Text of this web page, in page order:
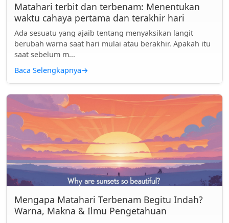
Matahari terbit dan terbenam: Menentukan
waktu cahaya pertama dan terakhir hari
Ada sesuatu yang ajaib tentang menyaksikan langit
berubah warna saat hari mulai atau berakhir. Apakah itu
saat sebelum m...
Baca Selengkapnya→
Mengapa Matahari Terbenam Begitu Indah?
Warna, Makna & Ilmu Pengetahuan